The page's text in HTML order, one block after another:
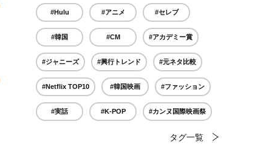
#Hulu #アニメ #セレブ
#韓国 #CM #アカデミー賞
#ジャニーズ #興行トレンド #元ネタ比較
#Netflix TOP10 #韓国映画 #ファッション
#実話 #K-POP #カンヌ国際映画祭
タグ一覧